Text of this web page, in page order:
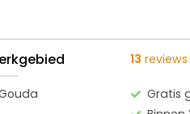
13 reviews
Gratis